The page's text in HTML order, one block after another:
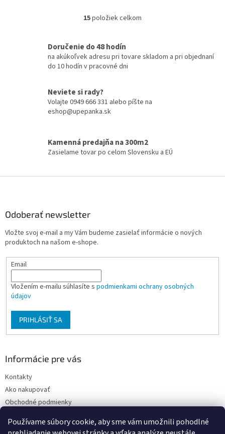
Používame súbory cookie, aby sme vám umožnili pohodlné
efektom. Zrkadlová fólia je
O
á
d
a
e
y
v
p
15položiek celkom
Doručenie do 48 hodín
na akúkoľvek adresu pri tovare skladom a pri objednaní
do 10 hodín v pracovné dni
Neviete si rady?
Volajte 0949 666 331 alebo píšte na
eshop@upepanka.sk
Kamenná predajňa na 300m2
Zasielame tovar po celom Slovensku a EÚ
Odoberať newsletter
Vložte svoj e-mail a my Vám budeme zasielať informácie o nových
produktoch na našom e-shope.
Email
Vložením e-mailu súhlasíte s podmienkami ochrany osobných
údajov
PRIHLÁSIŤ SA
Informácie pre vás
Kontakty
Ako nakupovať
Obchodné podmienky
Moja objednávka